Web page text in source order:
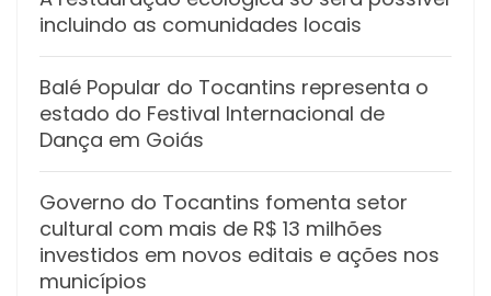
incluindo as comunidades locais
Balé Popular do Tocantins representa o
estado do Festival Internacional de
Dança em Goiás
Governo do Tocantins fomenta setor
cultural com mais de R$ 13 milhões
investidos em novos editais e ações nos
municípios